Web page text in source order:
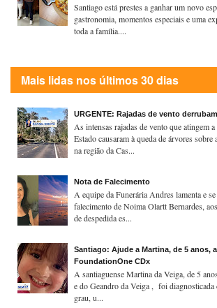
Santiago está prestes a ganhar um novo
gastronomia, momentos especiais e uma
toda a família....
Mais lidas nos últimos 30 dias
URGENTE: Rajadas de vento
As intensas rajadas de vento que atingem
Estado causaram à queda de árvores
na região da Cas...
Nota de Falecimento
A equipe da Funerária Andres lamenta e
falecimento de Noima Olartt Bernardes,
de despedida es...
Santiago: Ajude a Martina, de 5 anos,
FoundationOne CDx
A santiaguense Martina da Veiga, de 5
e do Geandro da Veiga , foi
grau, u...